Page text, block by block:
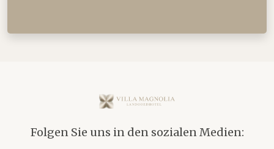
Folgen Sie uns in den sozialen Medien: